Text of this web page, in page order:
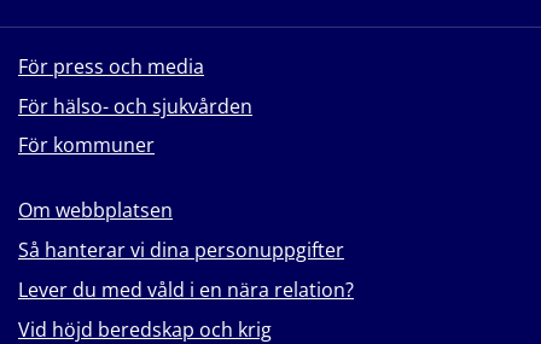
För press och media
För hälso- och sjukvården
För kommuner
Om webbplatsen
Så hanterar vi dina personuppgifter
Lever du med våld i en nära relation?
Vid höjd beredskap och krig